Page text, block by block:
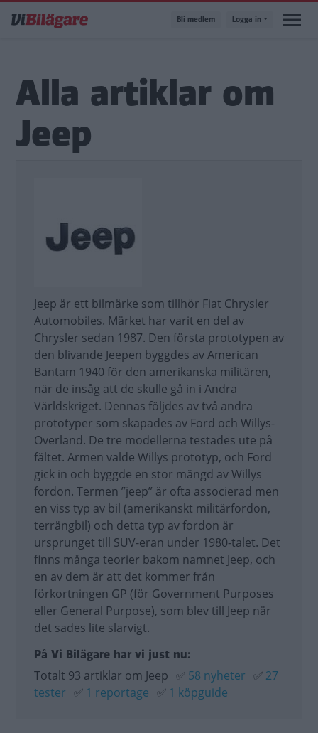
till
Bli medlem Logga in
Alla artiklar om
Jeep
Jeep är ett bilmärke som tillhör Fiat Chrysler
Automobiles. Märket har varit en del av
Chrysler sedan 1987. Den första prototypen av
den blivande Jeepen byggdes av American
Bantam 1940 för den amerikanska militären,
när de insåg att de skulle gå in i Andra
Världskriget. Dennas följdes av två andra
prototyper som skapades av Ford och Willys-
Overland. De tre modellerna testades ute på
fältet. Armen valde Willys prototyp, och Ford
gick in och byggde en stor mängd av Willys
fordon. Termen ”jeep” är ofta associerad men
en viss typ av bil (amerikanskt militärfordon,
terrängbil) och detta typ av fordon är
ursprunget till SUV-eran under 1980-talet. Det
finns många teorier bakom namnet Jeep, och
en av dem är att det kommer från
förkortningen GP (för Government Purposes
eller General Purpose), som blev till Jeep när
det sades lite slarvigt.
På Vi Bilägare har vi just nu:
Totalt 93 artiklar om Jeep ✅ 58 nyheter ✅ 27
tester ✅ 1 reportage ✅ 1 köpguide